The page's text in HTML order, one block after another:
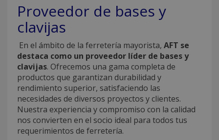
Proveedor de bases y
clavijas
En el ámbito de la ferretería mayorista, AFT se
destaca como un proveedor líder de bases y
clavijas. Ofrecemos una gama completa de
productos que garantizan durabilidad y
rendimiento superior, satisfaciendo las
necesidades de diversos proyectos y clientes.
Nuestra experiencia y compromiso con la calidad
nos convierten en el socio ideal para todos tus
requerimientos de ferretería.